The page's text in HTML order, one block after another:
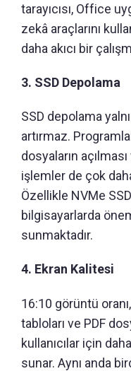
tarayıcısı, Office
zekâ araçlarını
daha akıcı bir
3. SSD Depolama
SSD depolama
artırmaz.
dosyaların
işlemler de çok
Özellikle NVMe
bilgisayarlarda
sunmaktadır.
4. Ekran Kalitesi
16:10 görüntü
tabloları ve PDF
kullanıcılar için
sunar. Aynı anda